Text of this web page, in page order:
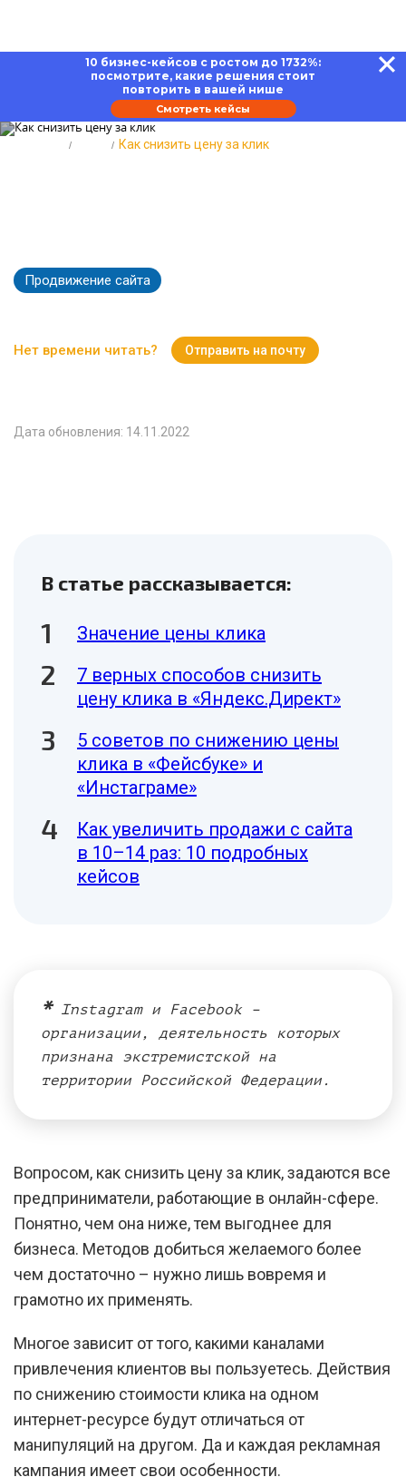
10 бизнес-кейсов с ростом до 1732%:
посмотрите, какие решения стоит
повторить в вашей нише
Смотреть кейсы
Как снизить цену за клик
Продвижение сайта
Нет времени читать? Отправить на почту
Дата обновления: 14.11.2022
В статье рассказывается:
Значение цены клика
7 верных способов снизить
цену клика в «Яндекс.Директ»
5 советов по снижению цены
клика в «Фейсбуке» и
«Инстаграме»
Как увеличить продажи с сайта
в 10–14 раз: 10 подробных
кейсов
*Instagram и Facebook –
организации, деятельность которых
признана экстремистской на
территории Российской Федерации.
Вопросом, как снизить цену за клик, задаются все
предприниматели, работающие в онлайн-сфере.
Понятно, чем она ниже, тем выгоднее для
бизнеса. Методов добиться желаемого более
чем достаточно – нужно лишь вовремя и
грамотно их применять.
Многое зависит от того, какими каналами
привлечения клиентов вы пользуетесь. Действия
по снижению стоимости клика на одном
интернет-ресурсе будут отличаться от
манипуляций на другом. Да и каждая рекламная
кампания имеет свои особенности.